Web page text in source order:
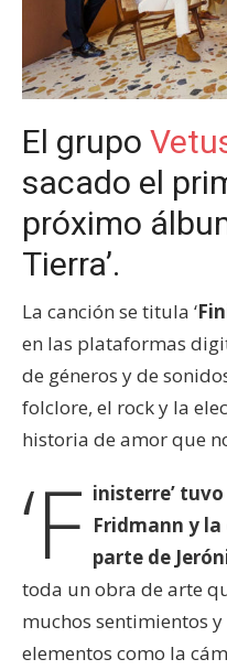
El grupo
sacado el
próximo
Tierra’.
La canción se titula ‘
en las plataformas
de géneros y de
folclore, el rock y la
historia de amor que
‘F inisterre’
Fridmann y
parte de
toda un obra de arte
muchos sentimientos
elementos como la